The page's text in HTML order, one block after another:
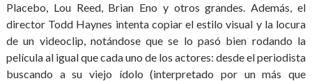
Placebo, Lou Reed, Brian Eno y otros grandes. Además, el
director Todd Haynes intenta copiar el estilo visual y la locura
de un videoclip, notándose que se lo pasó bien rodando la
película al igual que cada uno de los actores: desde el periodista
buscando a su viejo ídolo (interpretado por un más que